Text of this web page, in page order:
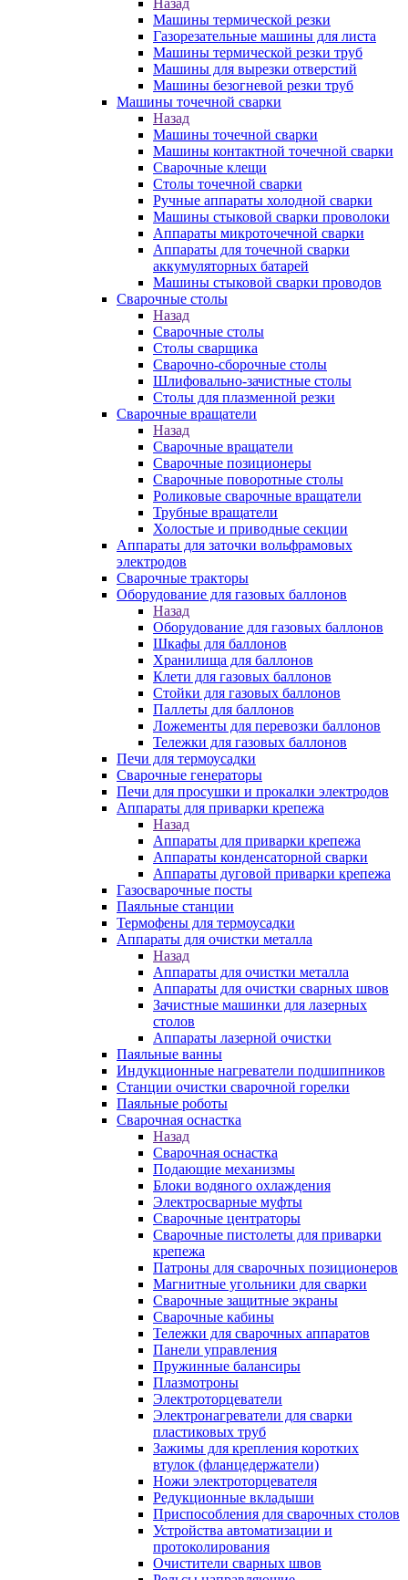
Назад
Машины термической резки
Газорезательные машины для листа
Машины термической резки труб
Машины для вырезки отверстий
Машины безогневой резки труб
Машины точечной сварки
Назад
Машины точечной сварки
Машины контактной точечной сварки
Сварочные клещи
Столы точечной сварки
Ручные аппараты холодной сварки
Машины стыковой сварки проволоки
Аппараты микроточечной сварки
Аппараты для точечной сварки
аккумуляторных батарей
Машины стыковой сварки проводов
Сварочные столы
Назад
Сварочные столы
Столы сварщика
Сварочно-сборочные столы
Шлифовально-зачистные столы
Столы для плазменной резки
Сварочные вращатели
Назад
Сварочные вращатели
Сварочные позиционеры
Сварочные поворотные столы
Роликовые сварочные вращатели
Трубные вращатели
Холостые и приводные секции
Аппараты для заточки вольфрамовых
электродов
Сварочные тракторы
Оборудование для газовых баллонов
Назад
Оборудование для газовых баллонов
Шкафы для баллонов
Хранилища для баллонов
Клети для газовых баллонов
Стойки для газовых баллонов
Паллеты для баллонов
Ложементы для перевозки баллонов
Тележки для газовых баллонов
Печи для термоусадки
Сварочные генераторы
Печи для просушки и прокалки электродов
Аппараты для приварки крепежа
Назад
Аппараты для приварки крепежа
Аппараты конденсаторной сварки
Аппараты дуговой приварки крепежа
Газосварочные посты
Паяльные станции
Термофены для термоусадки
Аппараты для очистки металла
Назад
Аппараты для очистки металла
Аппараты для очистки сварных швов
Зачистные машинки для лазерных
столов
Аппараты лазерной очистки
Паяльные ванны
Индукционные нагреватели подшипников
Станции очистки сварочной горелки
Паяльные роботы
Сварочная оснастка
Назад
Сварочная оснастка
Подающие механизмы
Блоки водяного охлаждения
Электросварные муфты
Сварочные центраторы
Сварочные пистолеты для приварки
крепежа
Патроны для сварочных позиционеров
Магнитные угольники для сварки
Сварочные защитные экраны
Сварочные кабины
Тележки для сварочных аппаратов
Панели управления
Пружинные балансиры
Плазмотроны
Электроторцеватели
Электронагреватели для сварки
пластиковых труб
Зажимы для крепления коротких
втулок (фланцедержатели)
Ножи электроторцевателя
Редукционные вкладыши
Приспособления для сварочных столов
Устройства автоматизации и
протоколирования
Очистители сварных швов